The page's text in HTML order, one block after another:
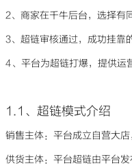
2、商家在千牛后台，选择有
3、超链审核通过，成功挂靠
4、平台为超链打爆，提供运
1.1、超链模式介绍
销售主体： 平台成立自营大
供货主体： 平台超链由平台